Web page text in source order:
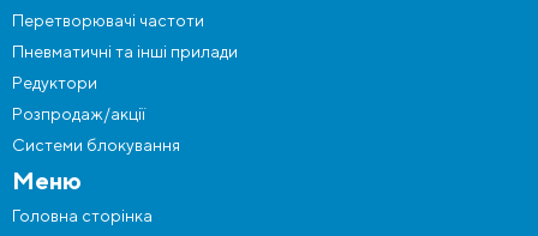
Перетворювачі частоти
Пневматичні та інші прилади
Редуктори
Розпродаж/акції
Системи блокування
Меню
Головна сторінка